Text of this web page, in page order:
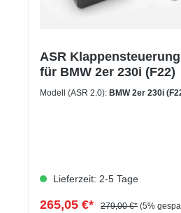
ASR
für BMW 2er 230i (F22)
Modell (ASR 2.0): BMW 2er 230i
Lieferzeit: 2-5 Tage
265,05 €* 279,00 €* (5%